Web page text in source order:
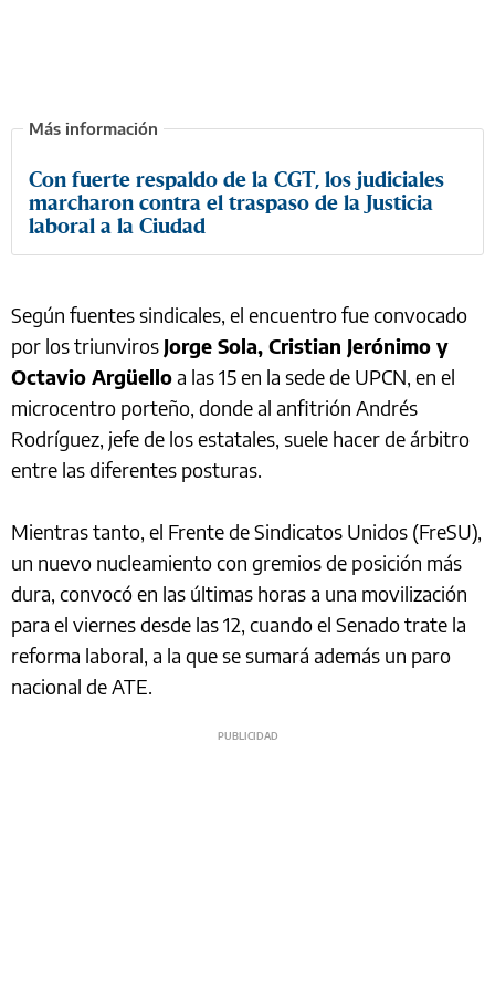
Con fuerte respaldo de la CGT, los judiciales
marcharon contra el traspaso de la Justicia
laboral a la Ciudad
Según fuentes sindicales, el encuentro fue convocado
por los triunviros Jorge Sola, Cristian Jerónimo y
Octavio Argüelloa las 15 en la sede de UPCN, en el
microcentro porteño, donde al anfitrión Andrés
Rodríguez, jefe de los estatales, suele hacer de árbitro
entre las diferentes posturas.
Mientras tanto, el Frente de Sindicatos Unidos (FreSU),
un nuevo nucleamiento con gremios de posición más
dura, convocó en las últimas horas a una movilización
para el viernes desde las 12, cuando el Senado trate la
reforma laboral, a la que se sumará además un paro
nacional de ATE.